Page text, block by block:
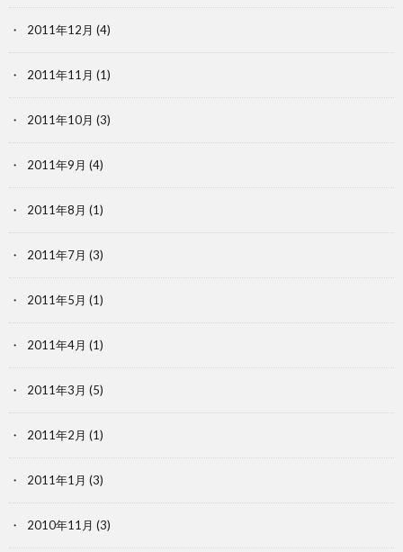
2011年12月 (4)
2011年11月 (1)
2011年10月 (3)
2011年9月 (4)
2011年8月 (1)
2011年7月 (3)
2011年5月 (1)
2011年4月 (1)
2011年3月 (5)
2011年2月 (1)
2011年1月 (3)
2010年11月 (3)